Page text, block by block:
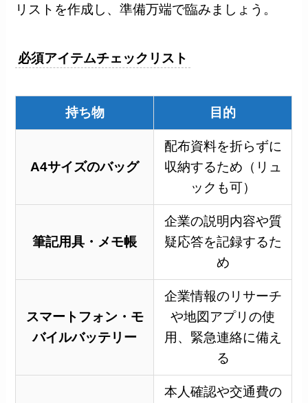
リストを作成し、準備万端で臨みましょう。
必須アイテムチェックリスト
持ち物 目的
A4サイズのバッグ
配布資料を折らずに
収納するため（リュ
ックも可）
筆記用具・メモ帳
企業の説明内容や質
疑応答を記録するた
め
スマートフォン・モ
バイルバッテリー
企業情報のリサーチ
や地図アプリの使
用、緊急連絡に備え
る
本人確認や交通費の